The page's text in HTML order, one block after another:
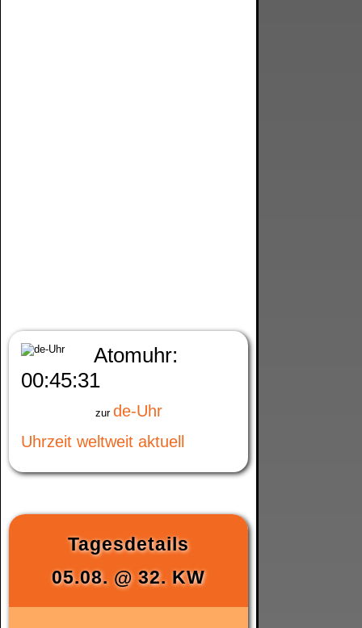
Atomuhr:
00:45:32
zur de-Uhr
Uhrzeit weltweit aktuell
Tagesdetails
05.08. @ 32. KW